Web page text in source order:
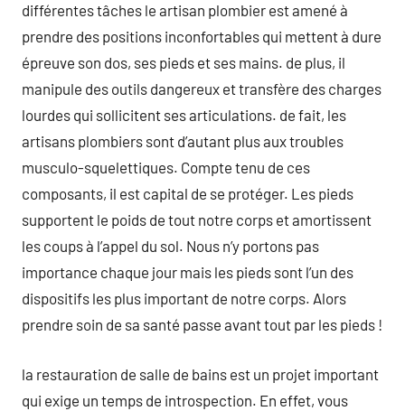
différentes tâches le artisan plombier est amené à
prendre des positions inconfortables qui mettent à dure
épreuve son dos, ses pieds et ses mains. de plus, il
manipule des outils dangereux et transfère des charges
lourdes qui sollicitent ses articulations. de fait, les
artisans plombiers sont d’autant plus aux troubles
musculo-squelettiques. Compte tenu de ces
composants, il est capital de se protéger. Les pieds
supportent le poids de tout notre corps et amortissent
les coups à l’appel du sol. Nous n’y portons pas
importance chaque jour mais les pieds sont l’un des
dispositifs les plus important de notre corps. Alors
prendre soin de sa santé passe avant tout par les pieds !
la restauration de salle de bains est un projet important
qui exige un temps de introspection. En effet, vous